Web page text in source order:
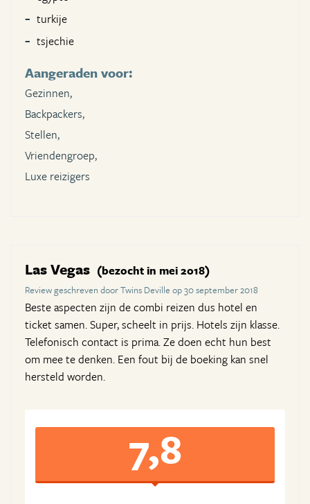
turkije
tsjechie
Aangeraden voor:
Gezinnen,
Backpackers,
Stellen,
Vriendengroep,
Luxe reizigers
Las Vegas (bezocht in mei 2018)
Review geschreven door Twins Deville op 30 september 2018
Beste aspecten zijn de combi reizen dus hotel en
ticket samen. Super, scheelt in prijs. Hotels zijn klasse.
Telefonisch contact is prima. Ze doen echt hun best
om mee te denken. Een fout bij de boeking kan snel
hersteld worden.
7,8